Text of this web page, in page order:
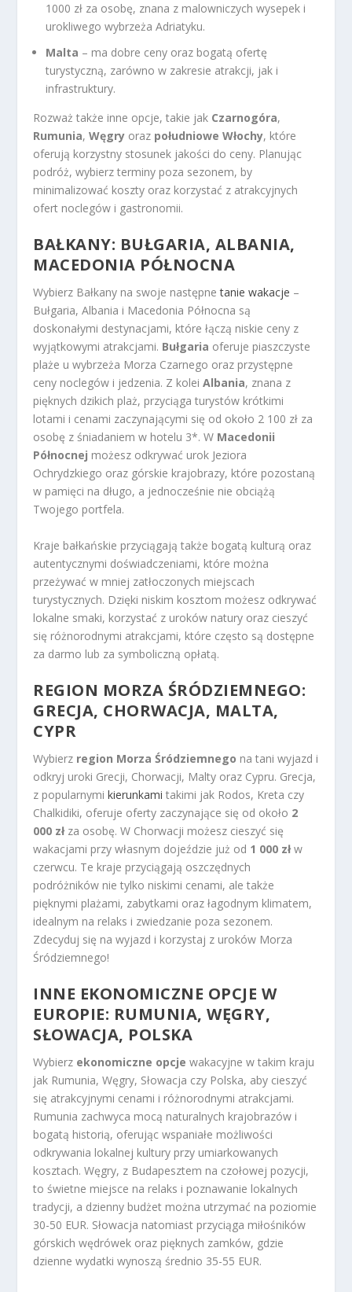
1000 zł za osobę, znana z malowniczych wysepek i
urokliwego wybrzeża Adriatyku.
Malta – ma dobre ceny oraz bogatą ofertę
turystyczną, zarówno w zakresie atrakcji, jak i
infrastruktury.
Rozważ także inne opcje, takie jak Czarnogóra,
Rumunia,Węgry oraz południowe Włochy, które
oferują korzystny stosunek jakości do ceny. Planując
podróż, wybierz terminy poza sezonem, by
minimalizować koszty oraz korzystać z atrakcyjnych
ofert noclegów i gastronomii.
BAŁKANY: BUŁGARIA, ALBANIA,
MACEDONIA PÓŁNOCNA
Wybierz Bałkany na swoje następnetanie wakacje –
Bułgaria, Albania i Macedonia Północna są
doskonałymi destynacjami, które łączą niskie ceny z
wyjątkowymi atrakcjami. Bułgaria oferuje piaszczyste
plaże u wybrzeża Morza Czarnego oraz przystępne
ceny noclegów i jedzenia. Z koleiAlbania, znana z
pięknych dzikich plaż, przyciąga turystów krótkimi
lotami i cenami zaczynającymi się od około 2 100 zł za
osobę z śniadaniem w hotelu 3*. W Macedonii
Północnej możesz odkrywać urok Jeziora
Ochrydzkiego oraz górskie krajobrazy, które pozostaną
w pamięci na długo, a jednocześnie nie obciążą
Twojego portfela.
Kraje bałkańskie przyciągają także bogatą kulturą oraz
autentycznymi doświadczeniami, które można
przeżywać w mniej zatłoczonych miejscach
turystycznych. Dzięki niskim kosztom możesz odkrywać
lokalne smaki, korzystać z uroków natury oraz cieszyć
się różnorodnymi atrakcjami, które często są dostępne
za darmo lub za symboliczną opłatą.
REGION MORZA ŚRÓDZIEMNEGO:
GRECJA, CHORWACJA, MALTA,
CYPR
Wybierz region Morza Śródziemnego na tani wyjazd i
odkryj uroki Grecji, Chorwacji, Malty oraz Cypru. Grecja,
z popularnymikierunkami takimi jak Rodos, Kreta czy
Chalkidiki, oferuje oferty zaczynające się od około 2
000 złza osobę. W Chorwacji możesz cieszyć się
wakacjami przy własnym dojeździe już od 1 000 złw
czerwcu. Te kraje przyciągają oszczędnych
podróżników nie tylko niskimi cenami, ale także
pięknymi plażami, zabytkami oraz łagodnym klimatem,
idealnym na relaks i zwiedzanie poza sezonem.
Zdecyduj się na wyjazd i korzystaj z uroków Morza
Śródziemnego!
INNE EKONOMICZNE OPCJE W
EUROPIE: RUMUNIA, WĘGRY,
SŁOWACJA, POLSKA
Wybierz ekonomiczne opcje wakacyjne w takim kraju
jak Rumunia, Węgry, Słowacja czy Polska, aby cieszyć
się atrakcyjnymi cenami i różnorodnymi atrakcjami.
Rumunia zachwyca mocą naturalnych krajobrazów i
bogatą historią, oferując wspaniałe możliwości
odkrywania lokalnej kultury przy umiarkowanych
kosztach. Węgry, z Budapesztem na czołowej pozycji,
to świetne miejsce na relaks i poznawanie lokalnych
tradycji, a dzienny budżet można utrzymać na poziomie
30-50 EUR. Słowacja natomiast przyciąga miłośników
górskich wędrówek oraz pięknych zamków, gdzie
dzienne wydatki wynoszą średnio 35-55 EUR.